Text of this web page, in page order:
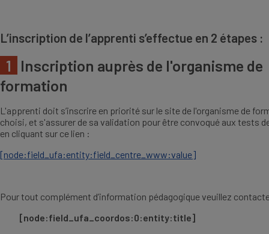
L’inscription de l’apprenti s’effectue en 2 étapes :
1
Inscription auprès de l'organisme de
formation
L'apprenti doit s’inscrire en priorité sur le site de l'organisme de
choisi, et s'assurer de sa validation pour être convoqué aux tests
en cliquant sur ce lien :
[node:field_ufa:entity:field_centre_www:value]
Pour tout complément d’information pédagogique veuillez
[node:field_ufa_coordos:0:entity:title]